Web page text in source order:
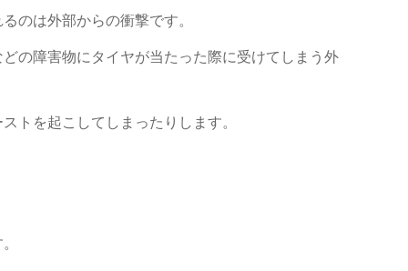
のは外部からの衝撃です。
の障害物にタイヤが当たった際に受けてしまう外
トを起こしてしまったりします。